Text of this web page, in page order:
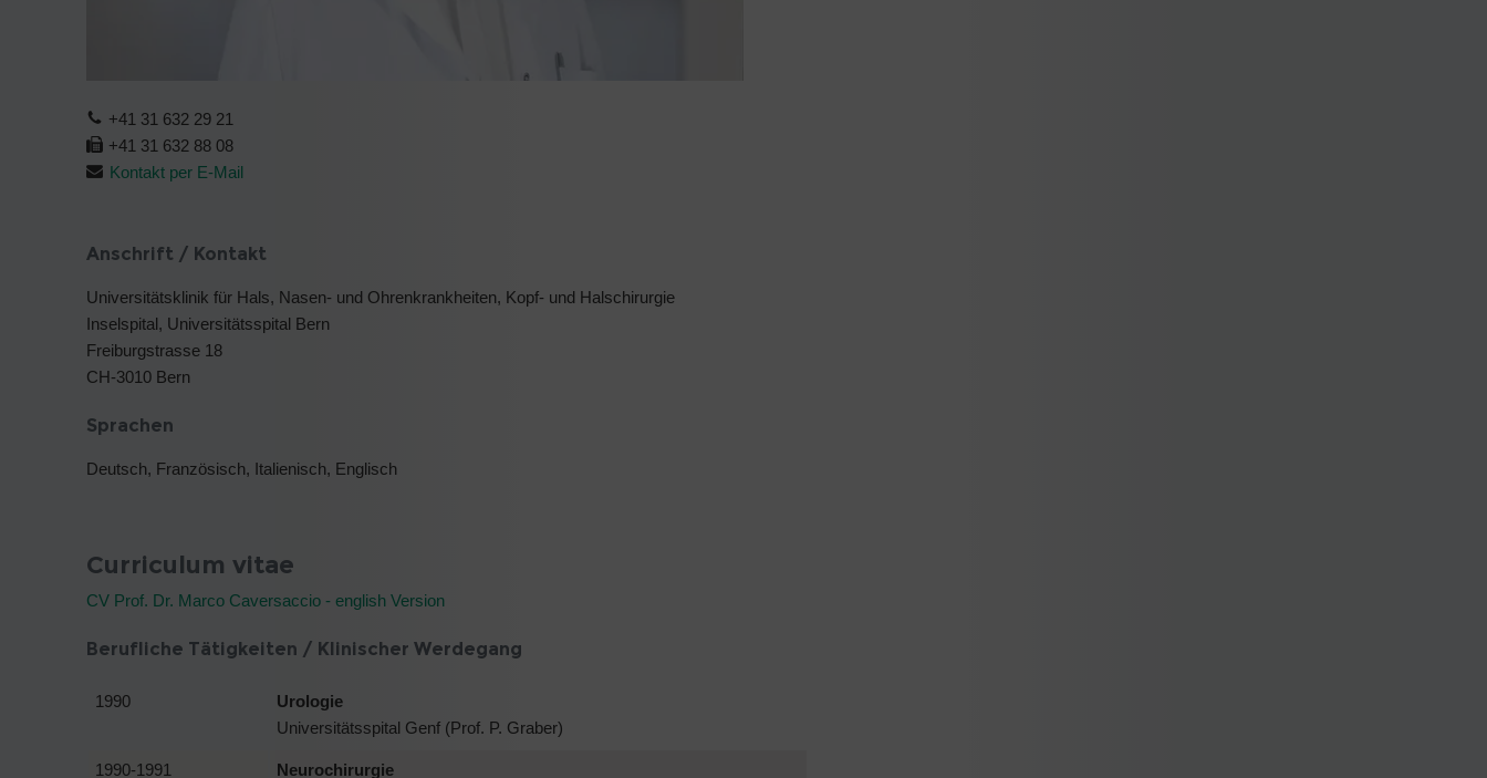
+41 31 632 29 21
+41 31 632 88 08
Kontakt per E-Mail
Anschrift / Kontakt
Universitätsklinik für Hals, Nasen- und Ohrenkrankheiten, Kopf- und Halschirurgie
Inselspital, Universitätsspital Bern
Freiburgstrasse 18
CH-3010 Bern
Sprachen
Deutsch, Französisch, Italienisch, Englisch
Curriculum vitae
CV Prof. Dr. Marco Caversaccio - english Version
Berufliche Tätigkeiten / Klinischer Werdegang
1990
Urologie
Universitätsspital Genf (Prof. P. Graber)
1990-1991
Neurochirurgie